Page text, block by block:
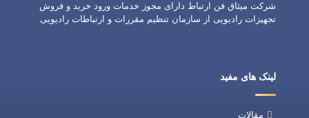
شرکت میثاق فن ارتباط دارای مجوز خدمات ورود خرید و فروش
تجهیزات رادیویی از سازمان تنظیم مقررات و ارتباطات رادیویی
لینک های مفید
مقالات